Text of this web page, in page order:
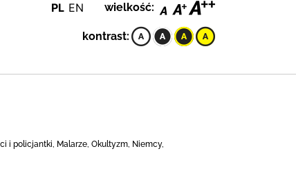
PL EN wielkość:
kontrast:
i policjantki, Malarze, Okultyzm, Niemcy,